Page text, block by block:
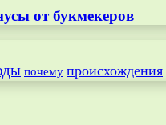
от букмекеров
почему происхождения